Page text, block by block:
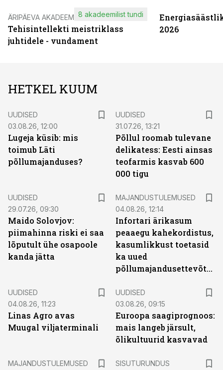
ÄRIPÄEVA AKADEEMIA
Tehisintellekti meistriklass
juhtidele - vundament
8 akadeemilist tundi
2026
HETKEL KUUM
UUDISED
03.08.26, 12:00
Lugeja küsib: mis
toimub Läti
põllumajanduses?
UUDISED
31.07.26, 13:21
Põllul roomab tulevane
delikatess: Eesti ainsas
teofarmis kasvab 600
000 tigu
UUDISED
29.07.26, 09:30
Maido Solovjov:
piimahinna riski ei saa
lõputult ühe osapoole
kanda jätta
MAJANDUSTULEMUSED
04.08.26, 12:14
Infortari ärikasum
peaaegu kahekordistus,
kasumlikkust toetasid
ka uued
põllumajandusettevõtted
UUDISED
04.08.26, 11:23
Linas Agro avas
Muugal viljaterminali
UUDISED
03.08.26, 09:15
Euroopa saagiprognoos:
mais langeb järsult,
õlikultuurid kasvavad
MAJANDUSTULEMUSED
SISUTURUNDUS